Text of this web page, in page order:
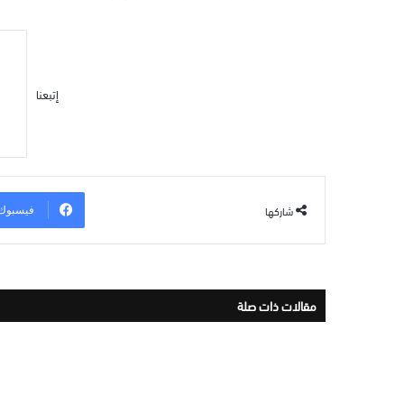
إتبعنا
شاركها
مقالات ذات صلة